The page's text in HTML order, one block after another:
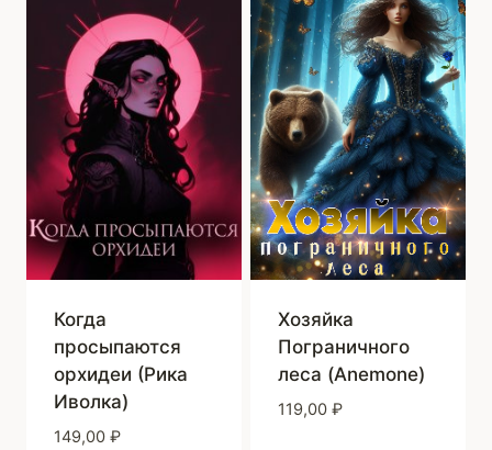
Когда
просыпаются
орхидеи (Рика
Иволка)
149,00 ₽
Хозяйка
Пограничного
леса (Anemone)
119,00 ₽